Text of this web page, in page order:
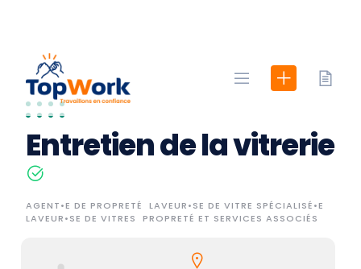
Entretien de la vitrerie
AGENT•E DE PROPRETÉ
LAVEUR•SE DE VITRE SPÉCIALISÉ•E
LAVEUR•SE DE VITRES
PROPRETÉ ET SERVICES ASSOCIÉS